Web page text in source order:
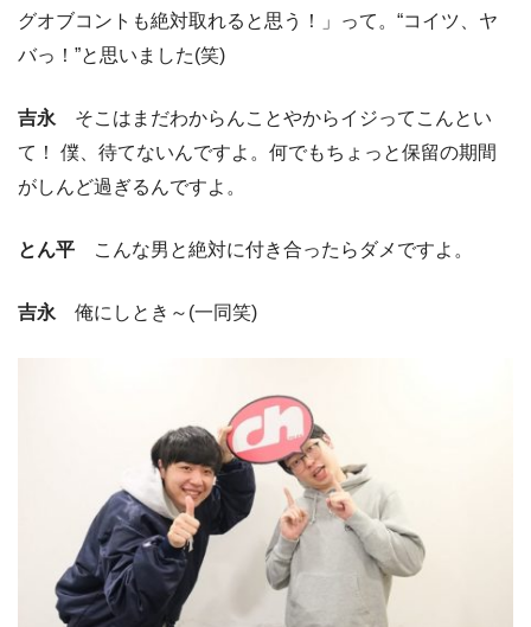
グオブコントも絶対取れると思う！」って。“コイツ、ヤ
バっ！”と思いました(笑)
吉永 そこはまだわからんことやからイジってこんとい
て！ 僕、待てないんですよ。何でもちょっと保留の期間
がしんど過ぎるんですよ。
とん平 こんな男と絶対に付き合ったらダメですよ。
吉永 俺にしとき～(一同笑)